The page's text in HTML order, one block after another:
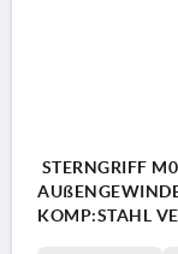
STERNGRIFF
KOMP:STAHL